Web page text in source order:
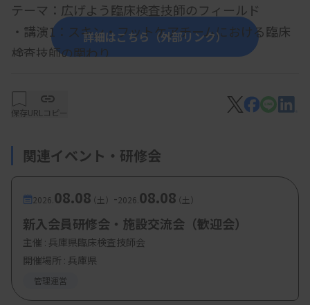
テーマ：広げよう臨床検査技師のフィールド
・講演1： スキン・フットケアチームにおける臨床
検査技師の関わり
伊藤明日香氏（新生会第一病院）
～輸血・細胞療法と災害医療チームへの
参画～
南里隆憲氏（名古屋市立大学病院）
【参加費・定員など】
詳細はこちら（外部リンク）
保存URLコピー
関連イベント・研修会
2026. 08.08（土） -2026. 08.08（土）
新入会員研修会・施設交流会（歓迎会）
主催 : 兵庫県臨床検査技師会
開催場所 : 兵庫県
管理運営